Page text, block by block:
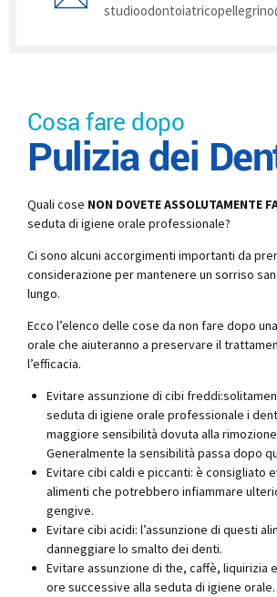
Cosa fare dopo
Pulizia dei
Quali cose NON DOVETE ASSOLUTAMENTE
seduta di igiene orale professionale?
Ci sono alcuni accorgimenti importanti da
considerazione per mantenere un sorriso
lungo.
Ecco l’elenco delle cose da non fare dopo
orale che aiuteranno a preservare il
l’efficacia.
Evitare assunzione di cibi
seduta di igiene orale professionale i
maggiore sensibilità dovuta alla
Generalmente la sensibilità passa dopo
Evitare cibi caldi e piccanti: è consigliato
alimenti che potrebbero infiammare
gengive.
Evitare cibi acidi: l’assunzione di questi
danneggiare lo smalto dei denti.
Evitare assunzione di the, caffè, liquirizia
ore successive alla seduta di igiene